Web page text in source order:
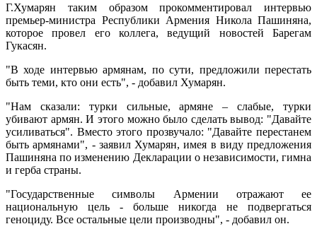
Г.Хумарян таким образом прокомментировал интервью
премьер-министра Республики Армения Никола Пашиняна,
которое провел его коллега, ведущий новостей Барегам
Гукасян.
"В ходе интервью армянам, по сути, предложили перестать
быть теми, кто они есть", - добавил Хумарян.
"Нам сказали: турки сильные, армяне – слабые, турки
убивают армян. И этого можно было сделать вывод: "Давайте
усиливаться". Вместо этого прозвучало: "Давайте перестанем
быть армянами", - заявил Хумарян, имея в виду предложения
Пашиняна по изменению Декларации о независимости, гимна
и герба страны.
"Государственные символы Армении отражают ее
национальную цель - больше никогда не подвергаться
геноциду. Все остальные цели производны", - добавил он.